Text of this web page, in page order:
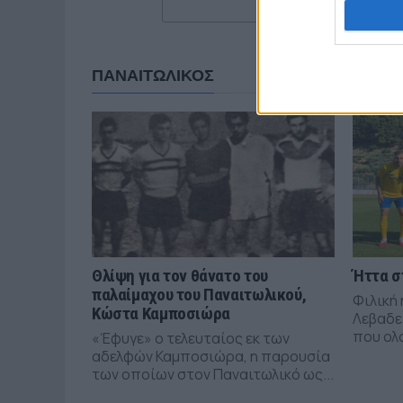
ΠΑΝΑΙΤΩΛΙΚΟΣ
Θλίψη για τον θάνατο του
παλαίμαχου του Παναιτωλικού,
Κώστα Καμποσιώρα
«Έφυγε» ο τελευταίος εκ των
αδελφών Καμποσιώρα, η παρουσία
των οποίων στον Παναιτωλικό ως...
Ήττα
που